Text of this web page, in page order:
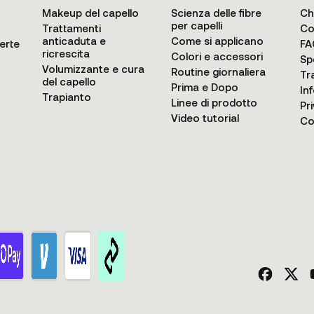
Makeup del capello
Trattamenti
anticaduta e
ricrescita
Volumizzante e cura
del capello
Trapianto
Scienza delle fibre
per capelli
Come si applicano
Colori e accessori
Routine giornaliera
Prima e Dopo
Linee di prodotto
Video tutorial